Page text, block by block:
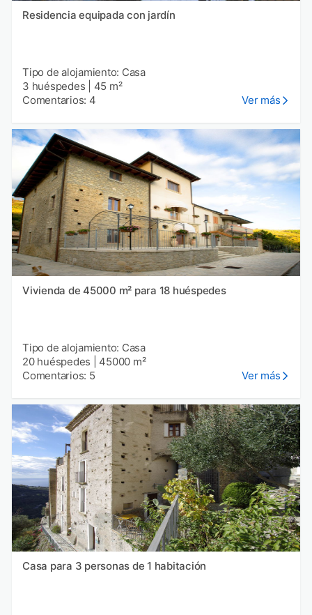
Residencia equipada con jardín
Tipo de alojamiento: Casa
3 huéspedes
45 m²
Comentarios: 4
Ver más
Vivienda de 45000 m² para 18 huéspedes
Tipo de alojamiento: Casa
20 huéspedes
45000 m²
Comentarios: 5
Ver más
Casa para 3 personas de 1 habitación